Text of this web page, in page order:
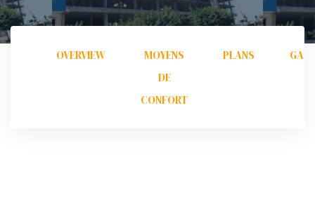
OVERVIEW
MOYENS
DE
CONFORT
PLANS